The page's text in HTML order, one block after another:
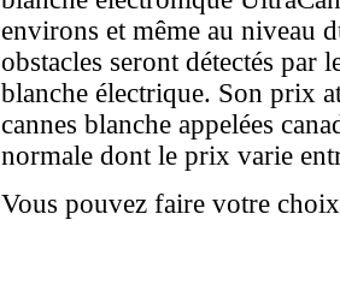
environs et même au niveau
obstacles seront détectés par
blanche électrique. Son prix
cannes blanche appelées
normale dont le prix varie
Vous pouvez faire votre